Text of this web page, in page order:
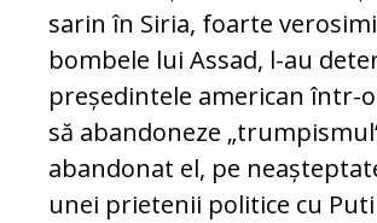
sarin în Siria, foarte
bombele lui Assad, l-au
președintele ame­rican într-
să abandoneze
abandonat el, pe
unei prietenii politice cu